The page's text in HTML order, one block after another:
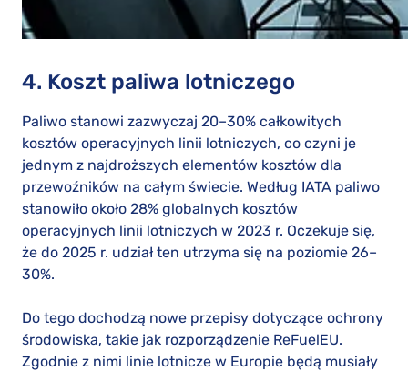
4. Koszt paliwa lotniczego
Paliwo stanowi zazwyczaj 20–30% całkowitych
kosztów operacyjnych linii lotniczych, co czyni je
jednym z najdroższych elementów kosztów dla
przewoźników na całym świecie. Według IATA paliwo
stanowiło około 28% globalnych kosztów
operacyjnych linii lotniczych w 2023 r. Oczekuje się,
że do 2025 r. udział ten utrzyma się na poziomie 26–
30%.
Do tego dochodzą nowe przepisy dotyczące ochrony
środowiska, takie jak rozporządzenie ReFuelEU.
Zgodnie z nimi linie lotnicze w Europie będą musiały